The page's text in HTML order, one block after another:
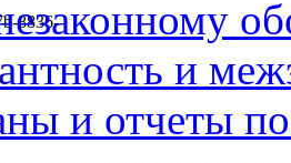
и
и отчеты